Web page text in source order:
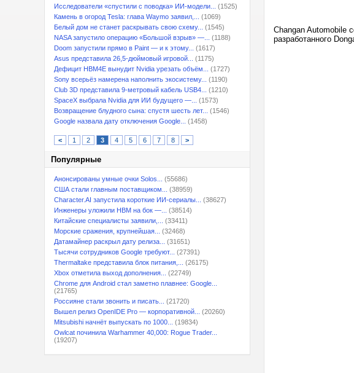
Исследователи «спустили с поводка» ИИ-модели...
(1525)
Камень в огород Tesla: глава Waymo заявил,...
(1069)
Белый дом не станет раскрывать свою схему...
(1545)
NASA запустило операцию «Большой взрыв» —...
(1188)
Doom запустили прямо в Paint — и к этому...
(1617)
Asus представила 26,5-дюймовый игровой...
(1175)
Дефицит HBM4E вынудит Nvidia урезать объём...
(1727)
Sony всерьёз намерена наполнить экосистему...
(1190)
Club 3D представила 9-метровый кабель USB4...
(1210)
SpaceX выбрала Nvidia для ИИ будущего —...
(1573)
Возвращение блудного сына: спустя шесть лет...
(1546)
Google назвала дату отключения Google...
(1458)
< 1 2 3 4 5 6 7 8 >
Популярные
Анонсированы умные очки Solos...
(55686)
США стали главным поставщиком...
(38959)
Character.AI запустила короткие ИИ-сериалы...
(38627)
Инженеры уложили HBM на бок —...
(38514)
Китайские специалисты заявили,...
(33411)
Морские сражения, крупнейшая...
(32468)
Датамайнер раскрыл дату релиза...
(31651)
Тысячи сотрудников Google требуют...
(27391)
Thermaltake представила блок питания,...
(26175)
Xbox отметила выход дополнения...
(22749)
Chrome для Android стал заметно плавнее: Google...
(21765)
Россияне стали звонить и писать...
(21720)
Вышел релиз OpenIDE Pro — корпоративной...
(20260)
Mitsubishi начнёт выпускать по 1000...
(19834)
Owlcat починила Warhammer 40,000: Rogue Trader...
(19207)
Changan Automobile
разработанного